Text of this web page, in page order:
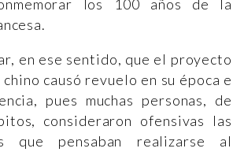
los 100 años de la
en ese sentido, que el proyecto
causó revuelo en su época e
pues muchas personas, de
consideraron ofensivas las
que pensaban realizarse al